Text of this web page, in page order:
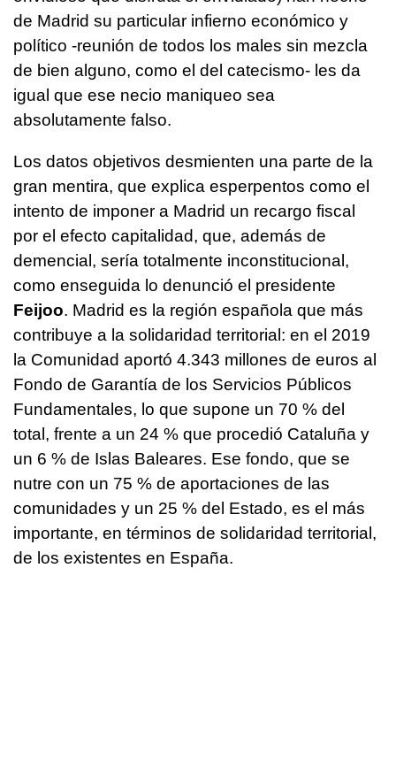
de Madrid su particular infierno económico y
político -reunión de todos los males sin mezcla
de bien alguno, como el del catecismo- les da
igual que ese necio maniqueo sea
absolutamente falso.
Los datos objetivos desmienten una parte de la
gran mentira, que explica esperpentos como el
intento de imponer a Madrid un recargo fiscal
por el efecto capitalidad, que, además de
demencial, sería totalmente inconstitucional,
como enseguida lo denunció el presidente
Feijoo. Madrid es la región española que más
contribuye a la solidaridad territorial: en el 2019
la Comunidad aportó 4.343 millones de euros al
Fondo de Garantía de los Servicios Públicos
Fundamentales, lo que supone un 70 % del
total, frente a un 24 % que procedió Cataluña y
un 6 % de Islas Baleares. Ese fondo, que se
nutre con un 75 % de aportaciones de las
comunidades y un 25 % del Estado, es el más
importante, en términos de solidaridad territorial,
de los existentes en España.